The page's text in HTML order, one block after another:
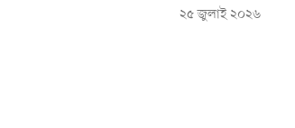
২৫ জুলাই ২০২৬